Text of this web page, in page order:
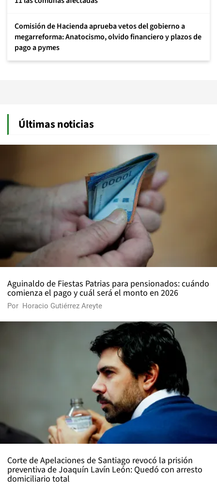
Comisión de Hacienda aprueba vetos del gobierno a
megarreforma: Anatocismo, olvido financiero y plazos de
pago a pymes
Últimas noticias
Aguinaldo de Fiestas Patrias para pensionados: cuándo
comienza el pago y cuál será el monto en 2026
Por Horacio Gutiérrez Areyte
Corte de Apelaciones de Santiago revocó la prisión
preventiva de Joaquín Lavín León: Quedó con arresto
domiciliario total